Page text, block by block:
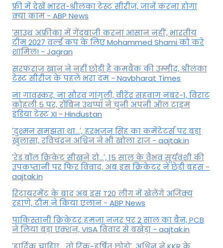
फ्री में देखें भारत-श्रीलंका टेस्ट सीरीज, जानें करना होगा
क्या काम - ABP News
'साउथ अफ्रीका में गेंदबाजी करना आसान नहीं', भारतीय
टीम 2027 वर्ल्‍ड कप के लिए Mohammed Shami को करे
शामिल! - Jagran
सरफराज खान ने नहीं छोड़ी है कमबैक की उम्मीद, श्रीलंका
टेस्ट सीरीज के पहले भरा दम - Navbharat Times
ना गावस्कर, ना सौरव गांगुली, वीरेंद्र सहवाग नंबर-1, विराट
कोहली 5 पर, रॉबिन उथप्पा ने चुनी अपनी ऑल टाइम
इंडिया टेस्ट XI - Hindustan
'दुश्मन समझता था...', हरभजन सिंह का कमेंटेटर्स पर बड़ा
खुलासा, रव‍िचंद्रन अश्विन ने भी खोला राज - aajtak.in
'रेड बॉल क्रिकेट सीखने दो...', 15 साल के वैभव सूर्यवंशी की
उपकप्तानी पर फ‍िर व‍िवाद, अब इस क्रिकेटर ने छेड़ी बहस -
aajtak.in
रिटायरमेंट के बाद अब इस T20 लीग में खेलेंगे अजिंक्य
रहाणे, टीम ने किया एलान - ABP News
पाकिस्तानी क्रिकेटर हमजा नजर पर 2 साल का बैन, PCB
ने ल‍िया बड़ा एक्शन, VISA व‍िवाद से बखेड़ा - aajtak.in